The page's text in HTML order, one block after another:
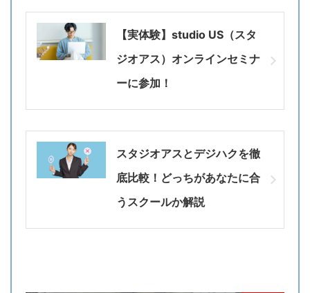
【実体験】studio US（スタ
ジオアス）オンラインセミナ
ーに参加！
スタジオアスとデジハクを徹
底比較！どっちがあなたに合
うスクールか解説